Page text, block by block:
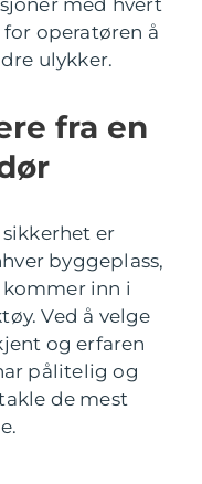
med hvert
operatøren å
ulykker.
fra en
er
byggeplass,
inn i
Ved å velge
og erfaren
pålitelig og
de mest